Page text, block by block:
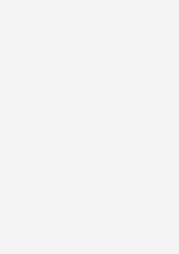
los límites del
a cada
participación
a un lugar
se sentaba en
de rodillas a sus pies
tiempo que simulaba
en el audio que el